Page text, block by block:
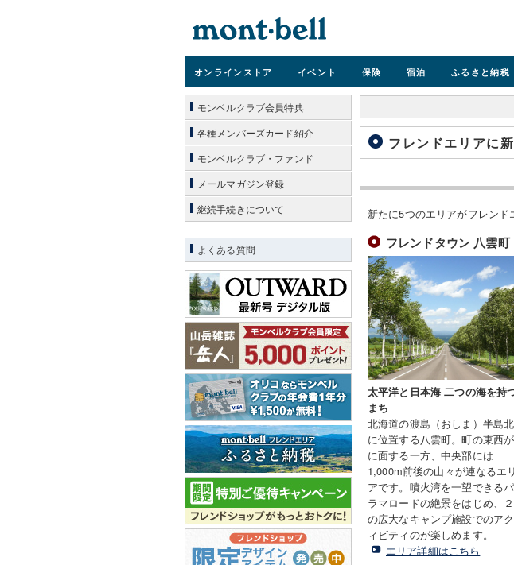
オンラインストア イベント 保険 宿泊 ふるさと納税
フレンドエリアに
新たに5つのエリアがフレンド
フレンドタウン 八雲町
太平洋と日本海 二つの海を持
まち
北海道の渡島（おしま）半島
に位置する八雲町。町の東西
に面する一方、中央部には
1,000m前後の山々が連なるエリ
アです。噴火湾を一望できる
ラマロードの絶景をはじめ、
の広大なキャンプ施設でのア
ィビティのが楽しめます。
エリア詳細はこちら
モンベルクラブ会員特典
各種メンバーズカード紹介
モンベルクラブ・ファンド
メールマガジン登録
継続手続きについて
よくある質問